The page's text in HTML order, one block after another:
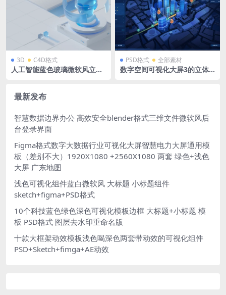
3D C4D格式
人工智能蓝色玻璃微软风立体
x1005
PSD格式 全部素材
数字空间可视化大屏3的立体
最新发布
智慧数据边界办公 高效安全blender格式三维文件微软风后
台登录界面
Figma格式数字大数据行业可视化大屏智慧电力大屏通用模
板（差别不大）1920X1080 +2560X1080 两套 绿色+浅色
大屏 广东地图
浅色可视化组件蓝白微软风 大标题 小标题组件
sketch+figma+PSD格式
10个科技蓝色绿色深色可视化模板边框 大标题+小标题 模
板 PSD格式 图层去水印重命名版
十款大框架动效模板浅色喝深色两套带动效的可视化组件
PSD+Sketch+fimga+AE动效